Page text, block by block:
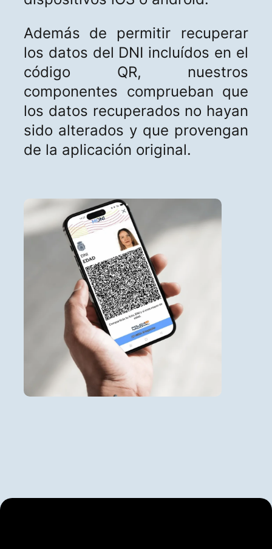
Además de permitir recuperar
los datos del DNI incluídos en el
código QR, nuestros
componentes comprueban que
los datos recuperados no hayan
sido alterados y que provengan
de la aplicación original.